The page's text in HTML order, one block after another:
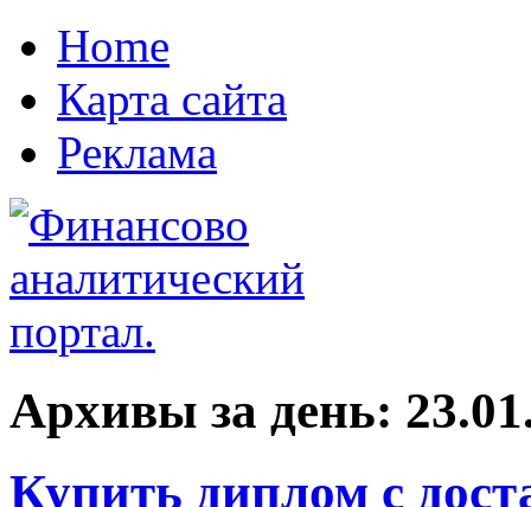
Home
Карта сайта
Реклама
Архивы за день:
Купить диплом с